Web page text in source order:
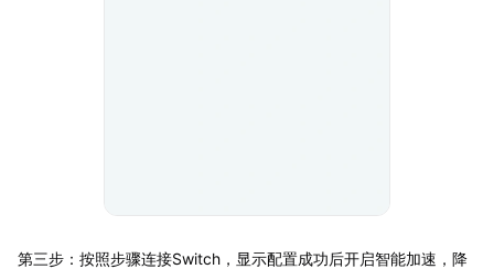
第三步：按照步骤连接Switch，显示配置成功后开启智能加速，降